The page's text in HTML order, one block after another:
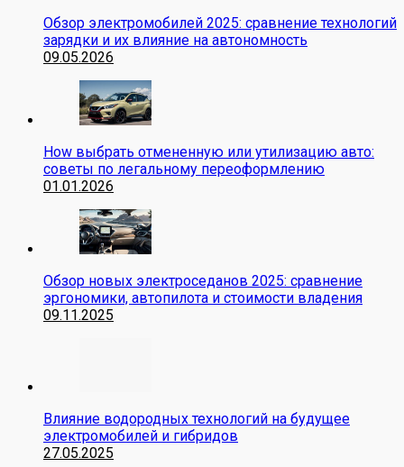
Обзор электромобилей 2025: сравнение технологий
зарядки и их влияние на автономность
09.05.2026
How выбрать отмененную или утилизацию авто:
советы по легальному переоформлению
01.01.2026
Обзор новых электроседанов 2025: сравнение
эргономики, автопилота и стоимости владения
09.11.2025
Влияние водородных технологий на будущее
электромобилей и гибридов
27.05.2025